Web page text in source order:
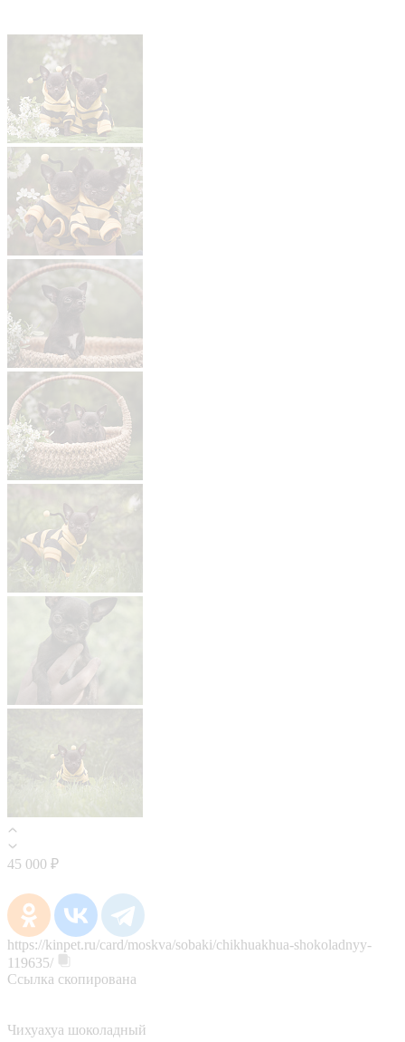
45 000 ₽
https://kinpet.ru/card/moskva/sobaki/chikhuakhua-shokoladnyy-
119635/
Ссылка скопирована
Чихуахуа шоколадный